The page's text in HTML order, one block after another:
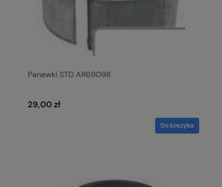
Panewki STD AR69098
29,00 zł
Do koszyka